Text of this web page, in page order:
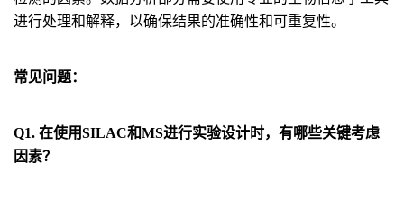
进行处理和解释，以确保结果的准确性和可重复性。
常见问题：
Q1. 在使用SILAC和MS进行实验设计时，有哪些关键考虑
因素？